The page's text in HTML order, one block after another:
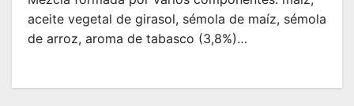
aceite vegetal de girasol, sémola de maíz, sémola
de arroz, aroma de tabasco (3,8%)…